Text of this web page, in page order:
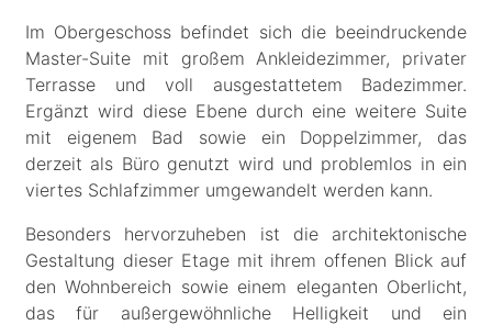
Im Obergeschoss befindet sich die beeindruckende
Master-Suite mit großem Ankleidezimmer, privater
Terrasse und voll ausgestattetem Badezimmer.
Ergänzt wird diese Ebene durch eine weitere Suite
mit eigenem Bad sowie ein Doppelzimmer, das
derzeit als Büro genutzt wird und problemlos in ein
viertes Schlafzimmer umgewandelt werden kann.
Besonders hervorzuheben ist die architektonische
Gestaltung dieser Etage mit ihrem offenen Blick auf
den Wohnbereich sowie einem eleganten Oberlicht,
das für außergewöhnliche Helligkeit und ein